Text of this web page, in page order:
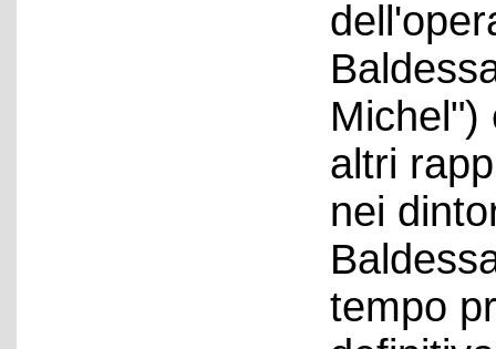
Michel")
altri
nei
tempo